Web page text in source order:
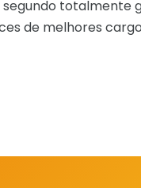
totalmente
de melhores